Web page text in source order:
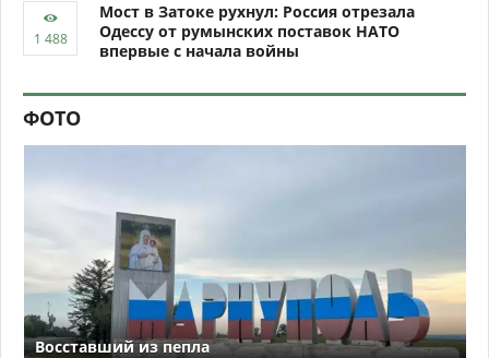
Мост в Затоке рухнул: Россия отрезала
Одессу от румынских поставок НАТО
впервые с начала войны
ФОТО
Восставший из пепла